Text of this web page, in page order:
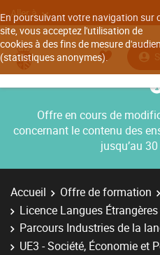
En poursuivant votre navigation sur
site, vous acceptez l'utilisation de
cookies à des fins de mesure
(statistiques anonymes).
Aller à
Offre en cours de
concernant le contenu des
jusqu’au
Accueil Offre de formation
Licence Langues
Parcours Industries de la
UE3 - Société, Économie et